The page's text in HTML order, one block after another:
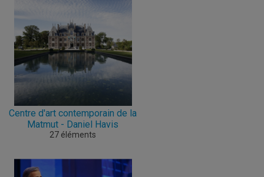
Centre d'art contemporain de la
Matmut - Daniel Havis
27 éléments